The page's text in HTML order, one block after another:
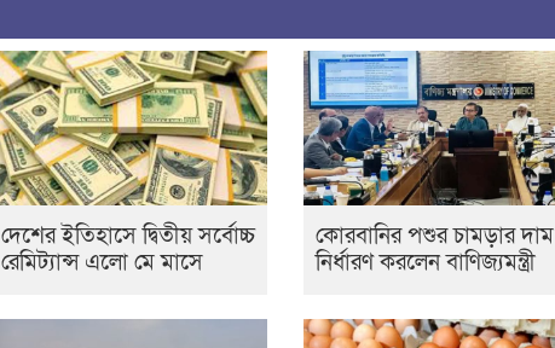
দেশের ইতিহাসে দ্বিতীয় সর্বোচ্চ
রেমিট্যান্স এলো মে মাসে
কোরবানির পশুর চামড়ার দাম
নির্ধারণ করলেন বাণিজ্যমন্ত্রী